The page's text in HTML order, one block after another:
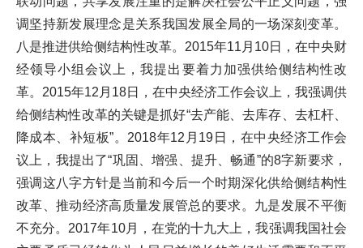
调坚持新发展理念是关系我国发展全局的一场深刻变革。
八是推进供给侧结构性改革。2015年11月10日，在中央财
经领导小组会议上，我提出要着力加强供给侧结构性改
革。2015年12月18日，在中央经济工作会议上，我强调供
给侧结构性改革的关键是抓好“去产能、去库存、去杠杆、
降成本、补短板”。2018年12月19日，在中央经济工作会
议上，我提出了“巩固、增强、提升、畅通”的8字新要求，
强调这八字方针是当前和今后一个时期深化供给侧结构性
改革、推动经济高质量发展管总的要求。九是发展不平衡
不充分。2017年10月，在党的十九大上，我强调我国社会